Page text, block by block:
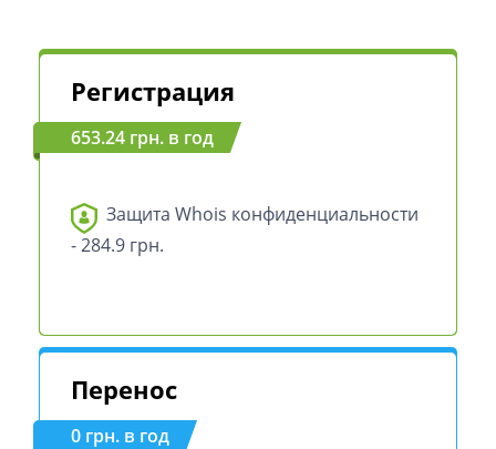
Регистрация
653.24 грн. в год
Защита Whois конфиденциальности
- 284.9 грн.
Перенос
0 грн. в год